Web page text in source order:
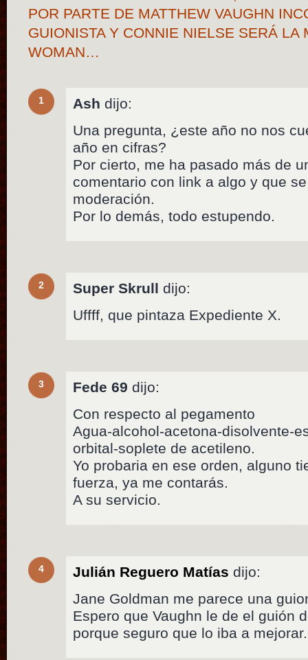
POR PARTE DE MATTHEW VAUGHN
GUIONISTA Y CONNIE NIELSE SERÁ LA
WOMAN…
1 Ash dijo:
Una pregunta, ¿este año no nos
año en cifras?
Por cierto, me ha pasado más de
comentario con link a algo y que
moderación.
Por lo demás, todo estupendo.
2 Super Skrull dijo:
Uffff, que pintaza Expediente X.
3 Fede 69 dijo:
Con respecto al pegamento
Agua-alcohol-acetona-disolvente-
orbital-soplete de acetileno.
Yo probaria en ese orden, alguno
fuerza, ya me contarás.
A su servicio.
4 Julián Reguero Matías dijo:
Jane Goldman me parece una
Espero que Vaughn le de el guión
porque seguro que lo iba a mejorar.